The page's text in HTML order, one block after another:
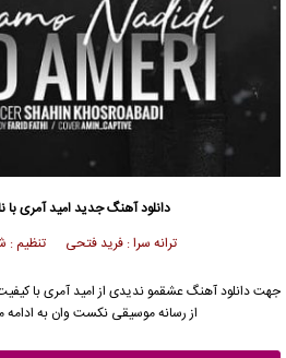
دانلود آهنگ جدیدامید آمریبا
ترانه سرا : فرید فتحی تنظیم :
جهت دانلود آهنگ عشقمو ندیدی از امید آمری
از رسانه موسیقی نکست وان به ادامه